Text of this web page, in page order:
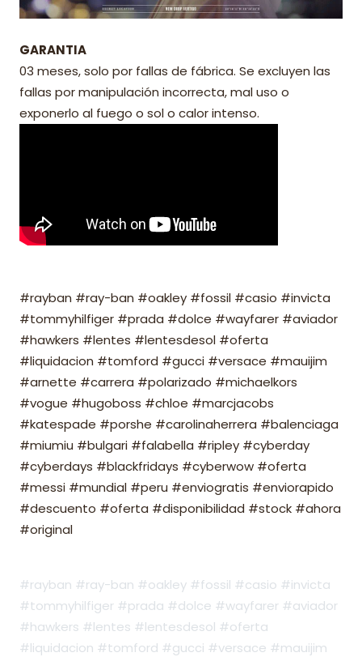
GARANTIA
03 meses, solo por fallas de fábrica. Se excluyen las
fallas por manipulación incorrecta, mal uso o
exponerlo al fuego o sol o calor intenso.
#rayban #ray-ban #oakley #fossil #casio #invicta
#tommyhilfiger #prada #dolce #wayfarer #aviador
#hawkers #lentes #lentesdesol #oferta
#liquidacion #tomford #gucci #versace #mauijim
#arnette #carrera #polarizado #michaelkors
#vogue #hugoboss #chloe #marcjacobs
#katespade #porshe #carolinaherrera #balenciaga
#miumiu #bulgari #falabella #ripley #cyberday
#cyberdays #blackfridays #cyberwow #oferta
#messi #mundial #peru #enviogratis #enviorapido
#descuento #oferta #disponibilidad #stock #ahora
#original
#rayban #ray-ban #oakley #fossil #casio #invicta
#tommyhilfiger #prada #dolce #wayfarer #aviador
#hawkers #lentes #lentesdesol #oferta
#liquidacion #tomford #gucci #versace #mauijim